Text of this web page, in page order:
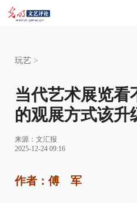
玩艺 >
当代艺术展览看
的观展方式该升
来源： 文汇报
2025-12-24 09:16
作者：傅 军